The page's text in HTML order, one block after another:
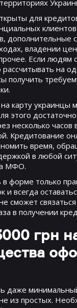
для
дополнительные
владении
Если людям
на
получить
карту украинцы
этого
несколько часов
Кредитование
время,
в любой
МФО.
в форме только
и всегда
связаться
в получении
грн
даже
из простых.